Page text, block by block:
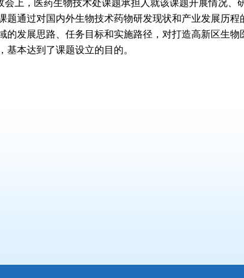
会上，医药生物技术处课题承担人就该课题开展情况
题通过对国内外生物技术药物研发现状和产业发展历
的发展思路、任务目标和实施路径，对打造高新区生
基本达到了课题设立的目的。